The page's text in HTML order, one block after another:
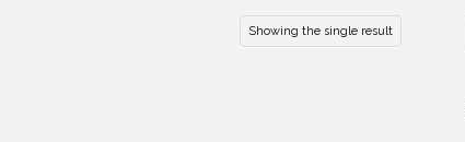
Showing the single result